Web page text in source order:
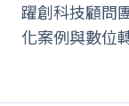
躍創科技顧問
化案例與數位